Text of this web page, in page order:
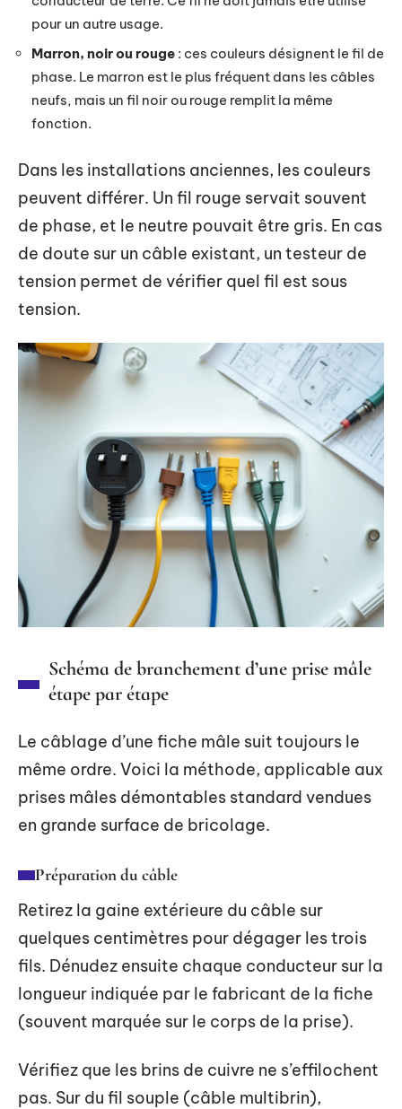
pour un autre usage.
Marron, noir ou rouge : ces couleurs désignent le fil de
phase. Le marron est le plus fréquent dans les câbles
neufs, mais un fil noir ou rouge remplit la même
fonction.
Dans les installations anciennes, les couleurs
peuvent différer. Un fil rouge servait souvent
de phase, et le neutre pouvait être gris. En cas
de doute sur un câble existant, un testeur de
tension permet de vérifier quel fil est sous
tension.
Schéma de branchement d’une prise mâle
étape par étape
Le câblage d’une fiche mâle suit toujours le
même ordre. Voici la méthode, applicable aux
prises mâles démontables standard vendues
en grande surface de bricolage.
Préparation du câble
Retirez la gaine extérieure du câble sur
quelques centimètres pour dégager les trois
fils. Dénudez ensuite chaque conducteur sur la
longueur indiquée par le fabricant de la fiche
(souvent marquée sur le corps de la prise).
Vérifiez que les brins de cuivre ne s’effilochent
pas. Sur du fil souple (câble multibrin),